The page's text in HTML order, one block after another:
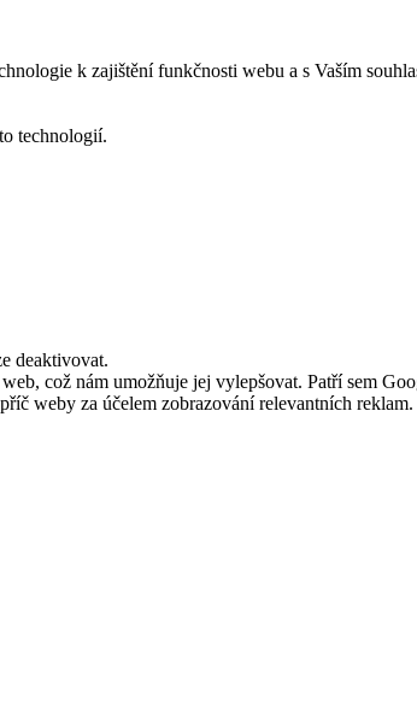
k zajištění funkčnosti webu a s Vaším
technologií.
deaktivovat.
což nám umožňuje jej vylepšovat. Patří sem
weby za účelem zobrazování relevantních